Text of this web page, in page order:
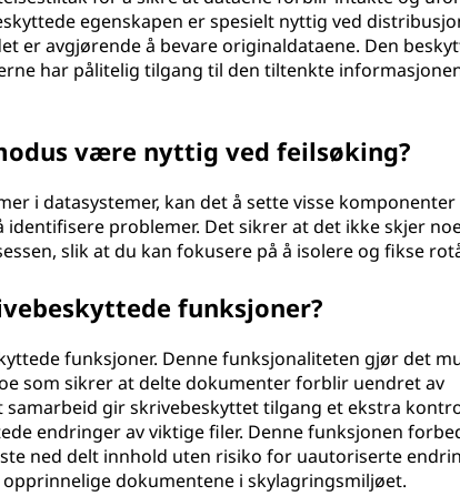
egenskapen er spesielt nyttig ved
er avgjørende å bevare originaldataene. Den
har pålitelig tilgang til den tiltenkte
være nyttig ved feilsøking?
i datasystemer, kan det å sette visse
problemer. Det sikrer at det ikke skjer
slik at du kan fokusere på å isolere og fikse
funksjoner?
funksjoner. Denne funksjonaliteten gjør det
som sikrer at delte dokumenter forblir uendret av
gir skrivebeskyttet tilgang et ekstra
endringer av viktige filer. Denne funksjonen
ned delt innhold uten risiko for uautoriserte
dokumentene i skylagringsmiljøet.